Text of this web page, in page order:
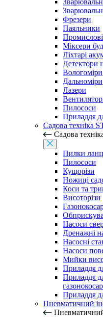
Фрезери
Паяльники
Міксери
Ліхтарі
Детектори
Вологоміри
Дальноміри
Лазери
Пилососи
Приладдя
Садова техніка
Садова
Пилки
Пилососи
Кущорізи
Ножиці
Коси та
Висоторізи
Насоси
Дренажні
Насосні
Насоси
Мийки
Приладдя
Приладдя
Приладдя
Пневматичний